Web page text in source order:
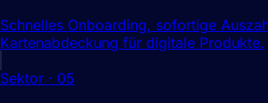
Schnelles Onboarding, sofortige
Kartenabdeckung für digitale Produkte.
Sektor · 05